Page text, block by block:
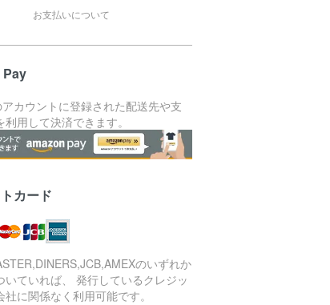
お支払いについて
カウントに登録された配送先や支
用して決済できます。
カード
のいずれか
いていれば、 発行しているクレジッ
社に関係なく利用可能です。